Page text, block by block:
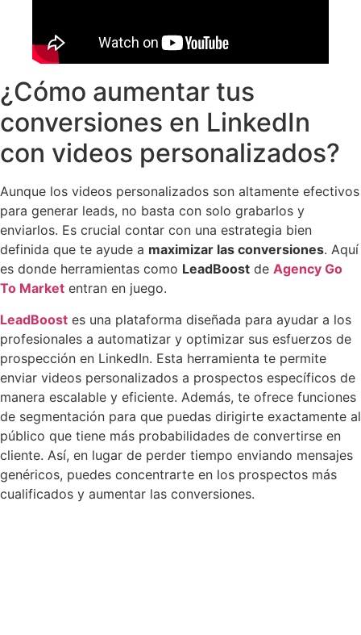
¿Cómo aumentar tus
conversiones en LinkedIn
con videos personalizados?
Aunque los videos personalizados son altamente efectivos
para generar leads, no basta con solo grabarlos y
enviarlos. Es crucial contar con una estrategia bien
definida que te ayude a maximizar las conversiones. Aquí
es donde herramientas como LeadBoost de Agency Go
To Market entran en juego.
LeadBoost es una plataforma diseñada para ayudar a los
profesionales a automatizar y optimizar sus esfuerzos de
prospección en LinkedIn. Esta herramienta te permite
enviar videos personalizados a prospectos específicos de
manera escalable y eficiente. Además, te ofrece funciones
de segmentación para que puedas dirigirte exactamente al
público que tiene más probabilidades de convertirse en
cliente. Así, en lugar de perder tiempo enviando mensajes
genéricos, puedes concentrarte en los prospectos más
cualificados y aumentar las conversiones.